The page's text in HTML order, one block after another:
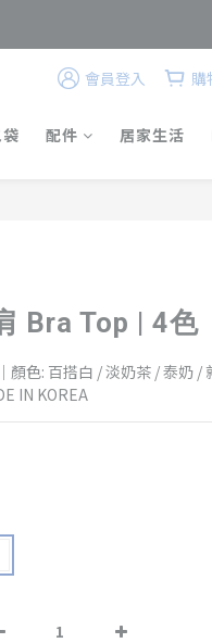
會員登入 購
配件 居家生活
Bra Top | 4色
色: 百搭白 / 淡奶茶 / 泰奶 /
IN KOREA